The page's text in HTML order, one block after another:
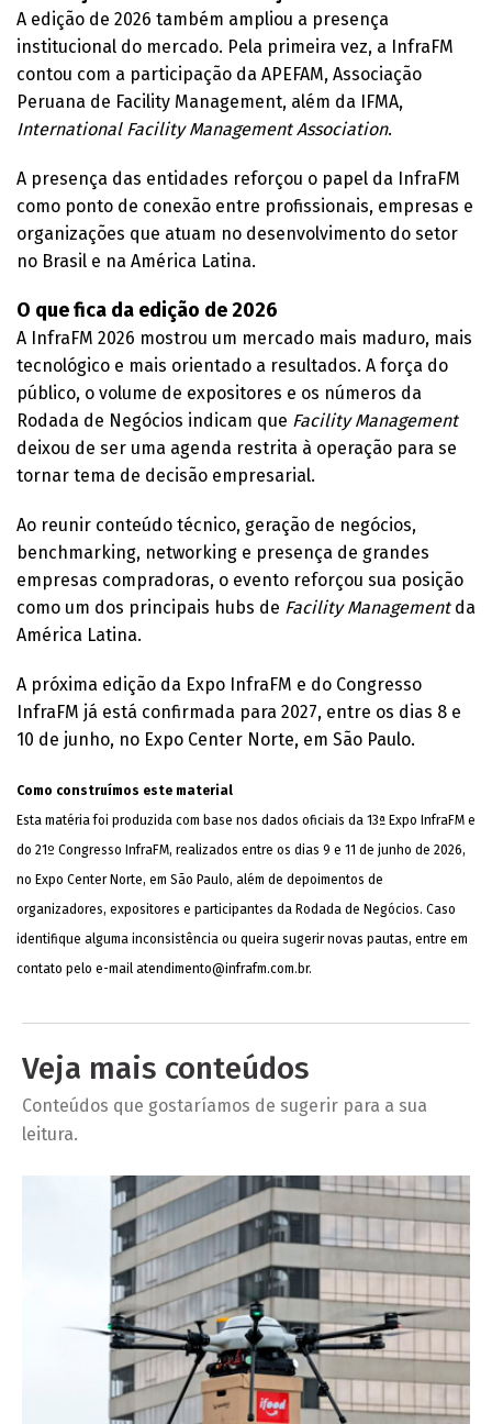
A edição de 2026 também ampliou a presença
institucional do mercado. Pela primeira vez, a InfraFM
contou com a participação da APEFAM, Associação
Peruana de Facility Management, além da IFMA,
International Facility Management Association.
A presença das entidades reforçou o papel da InfraFM
como ponto de conexão entre profissionais, empresas e
organizações que atuam no desenvolvimento do setor
no Brasil e na América Latina.
O que fica da edição de 2026
A InfraFM 2026 mostrou um mercado mais maduro, mais
tecnológico e mais orientado a resultados. A força do
público, o volume de expositores e os números da
Rodada de Negócios indicam que Facility Management
deixou de ser uma agenda restrita à operação para se
tornar tema de decisão empresarial.
Ao reunir conteúdo técnico, geração de negócios,
benchmarking, networking e presença de grandes
empresas compradoras, o evento reforçou sua posição
como um dos principais hubs de Facility Managementda
América Latina.
A próxima edição da Expo InfraFM e do Congresso
InfraFM já está confirmada para 2027, entre os dias 8 e
10 de junho, no Expo Center Norte, em São Paulo.
Como construímos este material
Esta matéria foi produzida com base nos dados oficiais da 13ª Expo InfraFM e
do 21º Congresso InfraFM, realizados entre os dias 9 e 11 de junho de 2026,
no Expo Center Norte, em São Paulo, além de depoimentos de
organizadores, expositores e participantes da Rodada de Negócios. Caso
identifique alguma inconsistência ou queira sugerir novas pautas, entre em
contato pelo e-mail atendimento@infrafm.com.br.
Veja mais conteúdos
Conteúdos que gostaríamos de sugerir para a sua
leitura.